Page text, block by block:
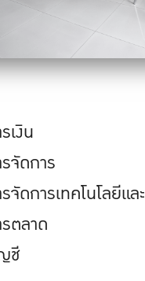
เงิน
จัดการ
จัดการเทคโนโลยีแ
ตลาด
ชี